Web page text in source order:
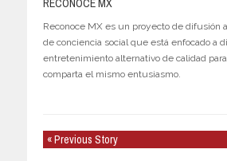
RECONOCE MX
Reconoce MX es un proyecto de difusión
de conciencia social que está enfocado a
entretenimiento alternativo de calidad
comparta el mismo entusiasmo.
« Previous Story